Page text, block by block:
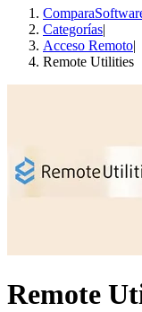
Categorías|
Acceso Remoto|
Remote Utilities
Remote